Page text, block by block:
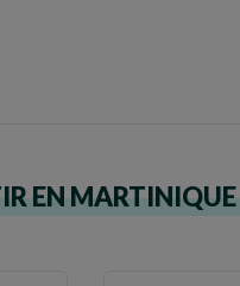
EN MARTINIQUE